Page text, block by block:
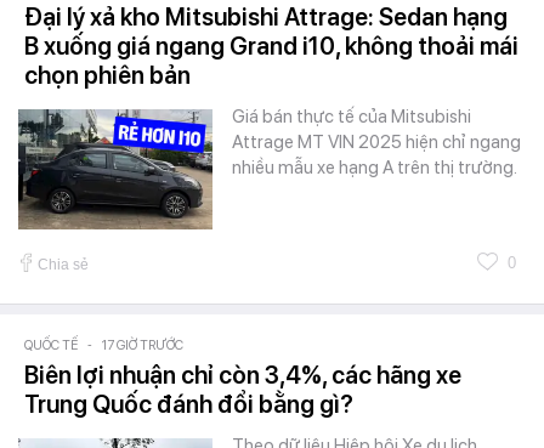
Đại lý xả kho Mitsubishi Attrage: Sedan hạng
B xuống giá ngang Grand i10, không thoải mái
chọn phiên bản
Giá bán thực tế của Mitsubishi
Attrage MT VIN 2025 hiện chỉ ngang
nhiều mẫu xe hạng A trên thị trường.
Chia sẻ 0
QUỐC TẾ - 17 GIỜ TRƯỚC
Biên lợi nhuận chỉ còn 3,4%, các hãng xe
Trung Quốc đánh đổi bằng gì?